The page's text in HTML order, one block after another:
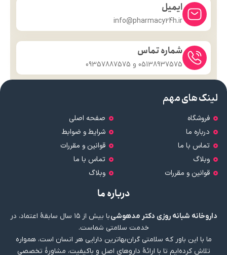
ایمیل
info@pharmacy24h.ir
شماره تماس
05138937575 و 09357887575
لینک های مهم
فروشگاه
درباره ما
تماس با ما
وبلاگ
قوانین و مقررات
صفحه اصلی
شرایط و ضوابط
قوانین و مقررات
تماس با ما
وبلاگ
درباره ما
داروخانه شبانه روزی دکتر مدهوشی
با بیش از ۱۵ سال سابقهٔ اعتماد، در
خدمت سلامتی شماست.
ما با این باور که سلامتی گران‌بهاترین دارایی هر انسان است، همواره
تلاش کرده‌ایم تا با ارائهٔ داروهای اصل و باکیفیت، مشاورهٔ تخصصی